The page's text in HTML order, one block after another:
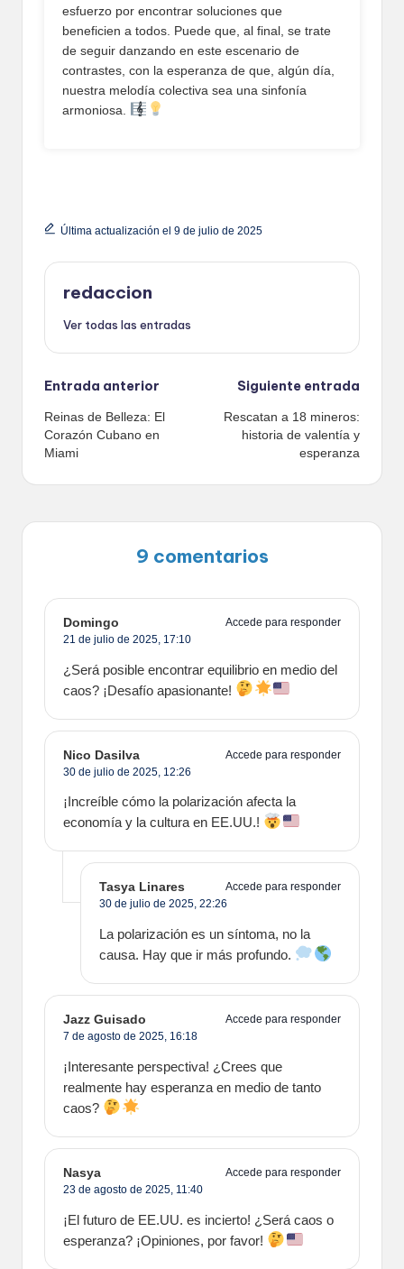
esfuerzo por encontrar soluciones que
beneficien a todos. Puede que, al final, se trate
de seguir danzando en este escenario de
contrastes, con la esperanza de que, algún día,
nuestra melodía colectiva sea una sinfonía
armoniosa.
Última actualización el 9 de julio de 2025
redaccion
Ver todas las entradas
Navegación
de
entradas
Entrada anterior
Reinas de Belleza: El
Corazón Cubano en
Miami
Siguiente entrada
Rescatan a 18 mineros:
historia de valentía y
esperanza
9 comentarios
Domingo
Accede para responder
21 de julio de 2025, 17:10
¿Será posible encontrar equilibrio en medio del
caos? ¡Desafío apasionante!
Nico Dasilva
Accede para responder
30 de julio de 2025, 12:26
¡Increíble cómo la polarización afecta la
economía y la cultura en EE.UU.!
Tasya Linares
Accede para responder
30 de julio de 2025, 22:26
La polarización es un síntoma, no la
causa. Hay que ir más profundo.
Jazz Guisado
Accede para responder
7 de agosto de 2025, 16:18
¡Interesante perspectiva! ¿Crees que
realmente hay esperanza en medio de tanto
caos?
Nasya
Accede para responder
23 de agosto de 2025, 11:40
¡El futuro de EE.UU. es incierto! ¿Será caos o
esperanza? ¡Opiniones, por favor!